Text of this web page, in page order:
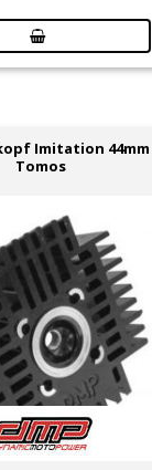
Imitation 44mm
Tomos